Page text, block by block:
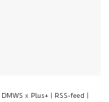
DMWS x Plus+| RSS-feed |